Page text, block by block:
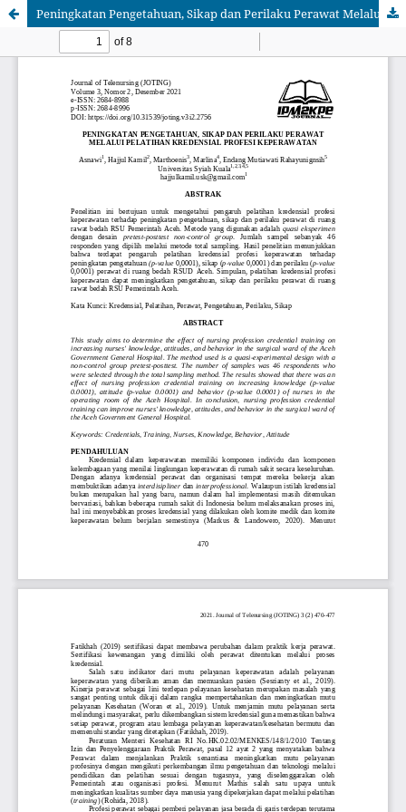
Peningkatan Pengetahuan, Sikap dan Perilaku Perawat Melalui Pelatihan Kredensial Profesi Keperawatan